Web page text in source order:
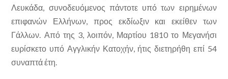
Λευκάδα, συνοδευόμενος πάντοτε υπό των ειρημένων
επιφανών Ελλήνων, προς εκδίωξιν και εκείθεν των
Γάλλων. Από της 3, λοιπόν, Μαρτίου 1810 το Μεγανήσι
ευρίσκετο υπό Αγγλικήν Κατοχήν, ήτις διετηρήθη επί 54
συναπτά έτη.